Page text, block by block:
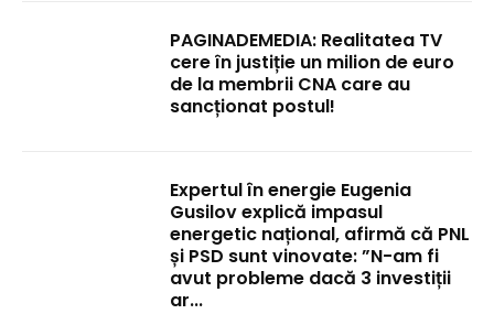
PAGINADEMEDIA: Realitatea TV
cere în justiție un milion de euro
de la membrii CNA care au
sancționat postul!
Expertul în energie Eugenia
Gusilov explică impasul
energetic național, afirmă că PNL
și PSD sunt vinovate: ”N-am fi
avut probleme dacă 3 investiții
ar...